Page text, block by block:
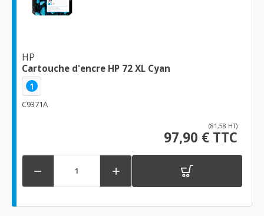
HP
Cartouche d'encre HP 72 XL Cyan
1
C9371A
(81,58 HT)
97,90 € TTC
 